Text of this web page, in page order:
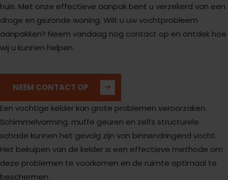
huis. Met onze effectieve aanpak bent u verzekerd van een
droge en gezonde woning. Wilt u uw vochtprobleem
aanpakken? Neem vandaag nog contact op en ontdek hoe
wij u kunnen helpen.
NEEM CONTACT OP
Een vochtige kelder kan grote problemen veroorzaken.
Schimmelvorming, muffe geuren en zelfs structurele
schade kunnen het gevolg zijn van binnendringend vocht.
Het bekuipen van de kelder is een effectieve methode om
deze problemen te voorkomen en de ruimte optimaal te
beschermen.